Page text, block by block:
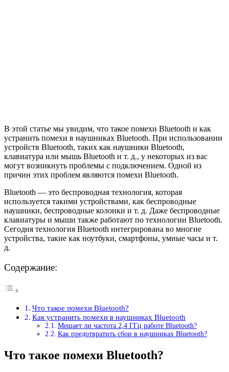
В этой статье мы увидим, что такое помехи Bluetooth и как
устранить помехи в наушниках Bluetooth. При использовании
устройств Bluetooth, таких как наушники Bluetooth,
клавиатура или мышь Bluetooth и т. д., у некоторых из вас
могут возникнуть проблемы с подключением. Одной из
причин этих проблем являются помехи Bluetooth.
Bluetooth — это беспроводная технология, которая
используется такими устройствами, как беспроводные
наушники, беспроводные колонки и т. д. Даже беспроводные
клавиатуры и мыши также работают по технологии Bluetooth.
Сегодня технология Bluetooth интегрирована во многие
устройства, такие как ноутбуки, смартфоны, умные часы и т.
д.
Содержание:
Что такое помехи Bluetooth?
Как устранить помехи в наушниках Bluetooth
Мешает ли частота 2,4 ГГц работе Bluetooth?
Как предотвратить сбои в наушниках Bluetooth?
Что такое помехи Bluetooth?